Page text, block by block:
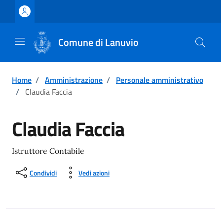
Vai ai contenuti
Vai al footer
Comune di Lanuvio
Home / Amministrazione / Personale amministrativo
/ Claudia Faccia
Claudia Faccia
Istruttore Contabile
Condividi Vedi azioni